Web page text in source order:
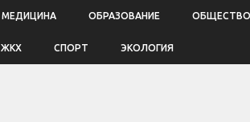
МЕДИЦИНА ОБРАЗОВАНИЕ ОБЩЕСТВО
ЖКХ СПОРТ ЭКОЛОГИЯ